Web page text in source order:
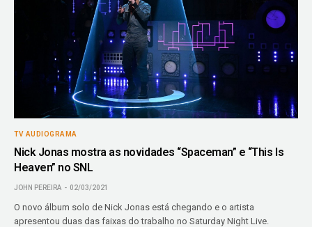
TV AUDIOGRAMA
Nick Jonas mostra as novidades “Spaceman” e “This Is
Heaven” no SNL
JOHN PEREIRA 02/03/2021
O novo álbum solo de Nick Jonas está chegando e o artista
apresentou duas das faixas do trabalho no Saturday Night Live.